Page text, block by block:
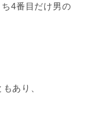
4番目だけ男の
あり、